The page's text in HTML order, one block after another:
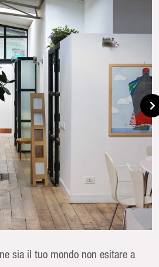
sia il tuo mondo non esitare a